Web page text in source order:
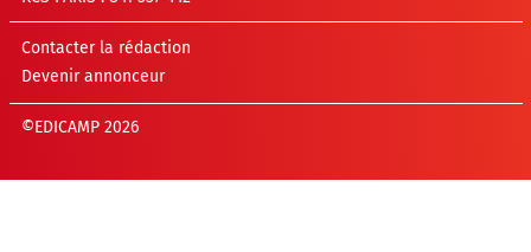
Contacter la rédaction
Devenir annonceur
©EDICAMP 2026